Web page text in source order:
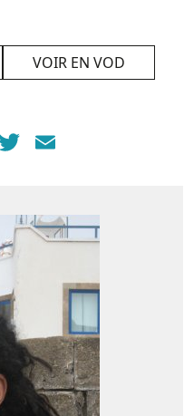
VOIR EN VOD
Twitter